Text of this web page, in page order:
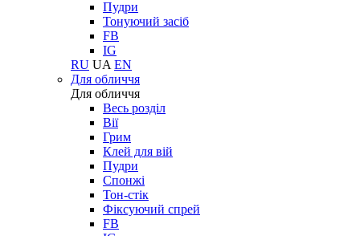
Пудри
Тонуючий засіб
FB
IG
RU UA EN
Для обличчя
Для обличчя
Весь розділ
Вії
Грим
Клей для вій
Пудри
Спонжі
Тон-стік
Фіксуючий спрей
FB